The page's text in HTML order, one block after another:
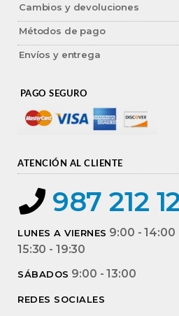
Cambios y devoluciones
Métodos de pago
Envíos y entrega
PAGO SEGURO
ATENCIÓN AL CLIENTE
987 212
LUNES A VIERNES 9:00 - 14:00
15:30 - 19:30
SÁBADOS 9:00 - 13:00
REDES SOCIALES